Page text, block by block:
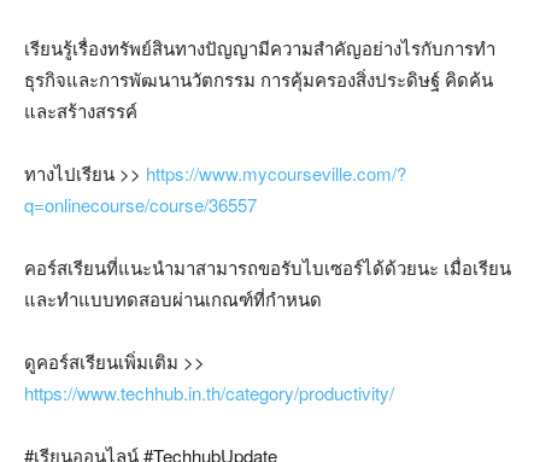
เรียนรู้เรื่องทรัพย์สินทางปัญญามีความสำคัญอย่างไรกับการทำ
ธุรกิจและการพัฒนานวัตกรรม การคุ้มครองสิ่งประดิษฐ์ คิดค้น
และสร้างสรรค์
ทางไปเรียน >> https://www.mycourseville.com/?
q=onlinecourse/course/36557
คอร์สเรียนที่แนะนำมาสามารถขอรับไบเซอร์ได้ด้วยนะ เมื่อเรียน
และทำแบบทดสอบผ่านเกณฑ์ที่กำหนด
ดูคอร์สเรียนเพิ่มเติม >>
https://www.techhub.in.th/category/productivity/
#เรียนออนไลน์#TechhubUpdate